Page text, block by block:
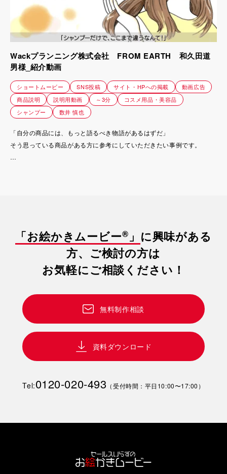
Wackプランニング株式会社 FROM EARTH 和久田道
男様_紹介動画
ショートムービー SNS投稿 サイト・HPへの掲載
動画広告
商品説明
説明用動画 ～3分
コスメ用品・美容品
シャンプー
数井 慎也
「自分の商品には、もっと語るべき物語があるはずだ」
そう思っている商品がある方に参考にしていただきたい事例です。
主成分は、飲料レベルの安全性を持つ「フムスエキス」。髪と頭皮に栄
養をダイレクトに届けます。
開発したのは、美容ディーラー出身の和久田さん。
「本当にお客様の悩みを解決できる商品を届けたい」――その強い思い
本動画では、美容師たちのリアルな声と、MUMU Gが生まれた背景にあ
“なぜ、これまでのシャンプーでは変わらなかったのか？”
という答えを描くために制作しました。
「お絵かきムービー® 」 に興味がある
方、ご検討の方は
お気軽にご相談ください！
無料制作相談
資料ダウンロード
Tel:0120-020-493 （受付時間：平日10:00〜17:00）